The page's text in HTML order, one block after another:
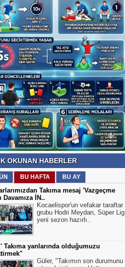
OKUNAN HABERLER
BU HAFTA BU AY
Takıma mesaj 'Vazgeçme
Davamıza İN..
Kocaelispor'un vefakar taraftar
grubu Hodri Meydan, Süper Lig
yeni sezon hazırlı..
Takıma yanlarında olduğumuzu
Güler, "Takımın son durumunu